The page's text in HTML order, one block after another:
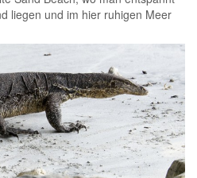
liegen und im hier ruhigen Meer